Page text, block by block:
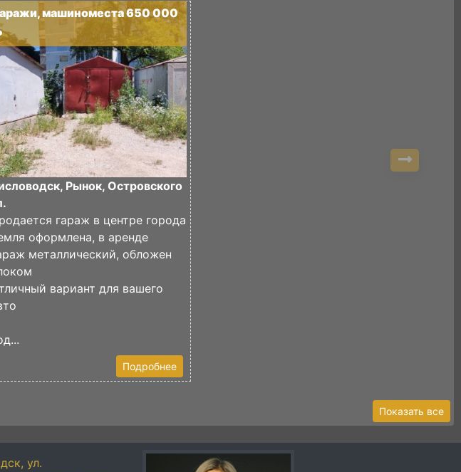
машиноместа 650 000
Рынок, Островского
гараж в центре города
оформлена, в аренде
металлический, обложен
вариант для вашего
Подробнее
Показать все
ул.